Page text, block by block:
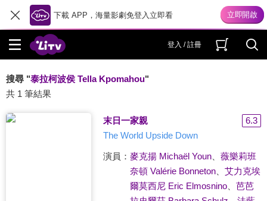
下載 APP，海量影劇免登入立即看
登入 / 註冊
搜尋 "泰拉柯波侯 Tella Kpomahou"
共 1 筆結果
末日一家親
6.3
The World Upside Down
演員： 麥克揚 Michaël Youn、 薇樂莉班
奈頓 Valérie Bonneton、 艾力克埃
爾莫西尼 Eric Elmosnino、 芭芭